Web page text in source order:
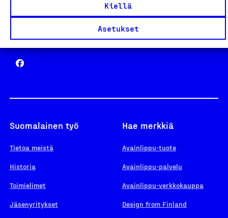
Kiellä
Asetukset
Yhteiskunnallinen Yritys -merkki
Suomalainen työ
Tietoa meistä
Historia
Toimielimet
Jäsenyritykset
Hae merkkiä
Avainlippu-tuote
Avainlippu-palvelu
Avainlippu-verkkokauppa
Design from Finland